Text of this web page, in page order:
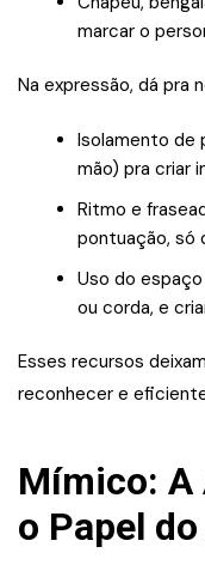
marcar o
Na expressão, dá pra
Isolamento de
mão) pra criar
Ritmo e
pontuação, só
Uso do
ou corda, e
Esses recursos
reconhecer e
Mímico: A
o Papel